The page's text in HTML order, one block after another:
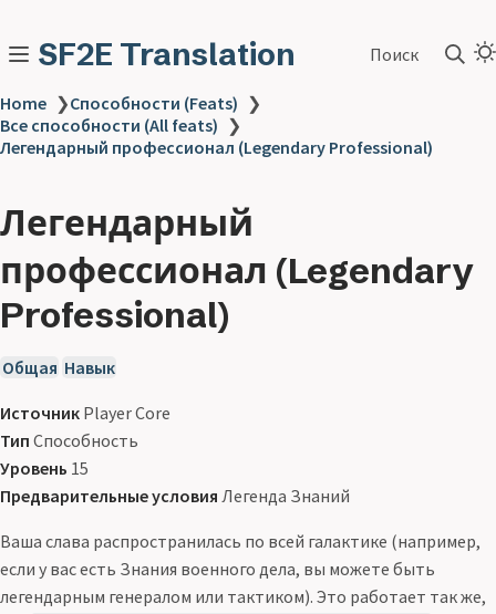
SF2E Translation Поиск
Home ❯Способности (Feats) ❯
Все способности (All feats) ❯
Легендарный профессионал (Legendary Professional)
Легендарный
профессионал (Legendary
Professional)
Общая Навык
Источник Player Core
Тип Способность
Уровень 15
Предварительные условия Легенда Знаний
Ваша слава распространилась по всей галактике (например,
если у вас есть Знания военного дела, вы можете быть
легендарным генералом или тактиком). Это работает так же,